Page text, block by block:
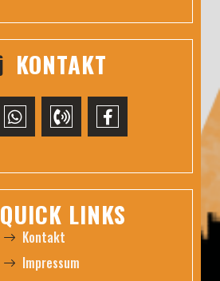
KONTAKT
QUICK LINKS
Kontakt
Impressum